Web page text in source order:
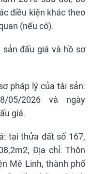
điều kiện khác theo
(nếu có).
đấu giá và hồ sơ
pháp lý của tài sản:
05/2026 và ngày
giá.
tại thửa đất số 167,
Địa chỉ: Thôn
Mê Linh, thành phố